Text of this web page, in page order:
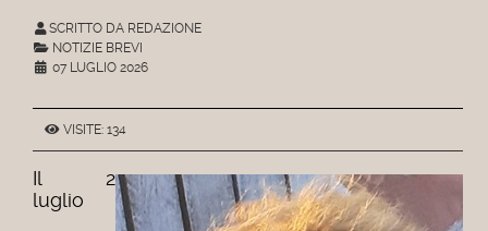
SCRITTO DA REDAZIONE
NOTIZIE BREVI
07 LUGLIO 2026
VISITE: 134
Il 2
luglio